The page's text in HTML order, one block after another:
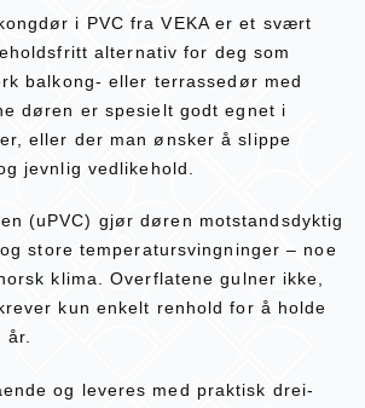
i PVC fra VEKA er et svært
alternativ for deg som
balkong- eller terrassedør med
døren er spesielt godt egnet i
eller der man ønsker å slippe
jevnlig vedlikehold.
(uPVC) gjør døren motstandsdyktig
store temperatursvingninger – noe
klima. Overflatene gulner ikke,
kun enkelt renhold for å holde
år.
og leveres med praktisk drei-